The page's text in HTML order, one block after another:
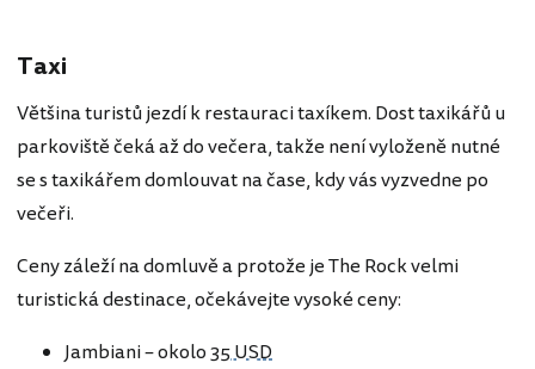
Taxi
Většina turistů jezdí k restauraci taxíkem. Dost taxikářů u
parkoviště čeká až do večera, takže není vyloženě nutné
se s taxikářem domlouvat na čase, kdy vás vyzvedne po
večeři.
Ceny záleží na domluvě a protože je The Rock velmi
turistická destinace, očekávejte vysoké ceny:
Jambiani – okolo35 USD